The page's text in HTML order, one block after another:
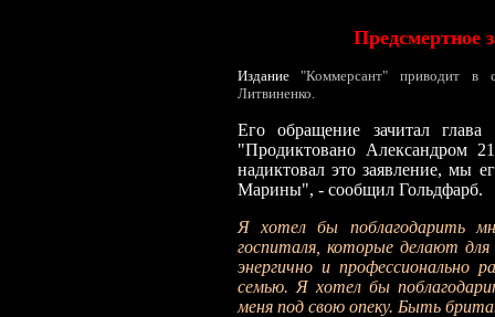
Предсмертное
Издание"Коммерсант"приводит в
Литвиненко.
Его обращение зачитал
"Продиктовано Александром
надиктовал это заявление, мы
Марины", - сообщил Гольдфарб.
Я хотел бы поблагодарить
госпиталя, которые делают
энергично и
семью. Я хотел бы
меня под свою опеку. Быть